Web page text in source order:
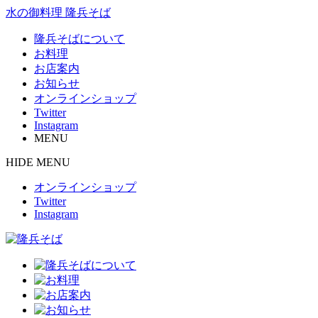
水の御料理 隆兵そば
隆兵そばについて
お料理
お店案内
お知らせ
オンラインショップ
Twitter
Instagram
MENU
HIDE MENU
オンラインショップ
Twitter
Instagram